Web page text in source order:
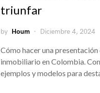
triunfar
by Houm Diciembre 4, 2024
Cómo hacer una
inmobiliario en Colombia.
ejemplos y modelos para